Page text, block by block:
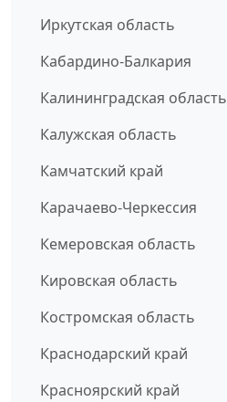
Иркутская область
Кабардино-Балкария
Калининградская область
Калужская область
Камчатский край
Карачаево-Черкессия
Кемеровская область
Кировская область
Костромская область
Краснодарский край
Красноярский край